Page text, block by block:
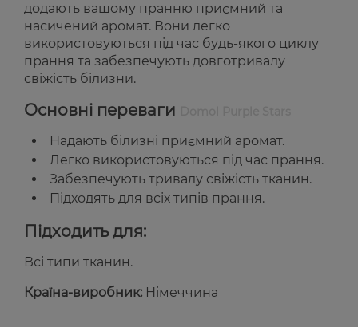
додають вашому пранню приємний та
насичений аромат. Вони легко
використовуються під час будь-якого циклу
прання та забезпечують довготривалу
свіжість білизни.
Основні переваги
Надають білизні приємний аромат.
Легко використовуються під час прання.
Забезпечують тривалу свіжість тканин.
Підходять для всіх типів прання.
Підходить для:
Всі типи тканин.
Країна-виробник: Німеччина